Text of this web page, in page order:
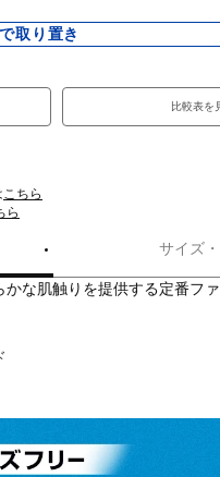
取り置き
比較表を
こちら
ら
サイズ
な肌触りを提供する定番フ
Navy / Lumos Lime / White)
/ White)